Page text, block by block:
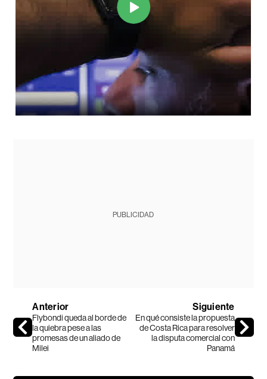
PUBLICIDAD
Anterior
Flybondi queda al borde de
la quiebra pese a las
promesas de un aliado de
Milei
Siguiente
En qué consiste la propuesta
de Costa Rica para resolver
la disputa comercial con
Panamá